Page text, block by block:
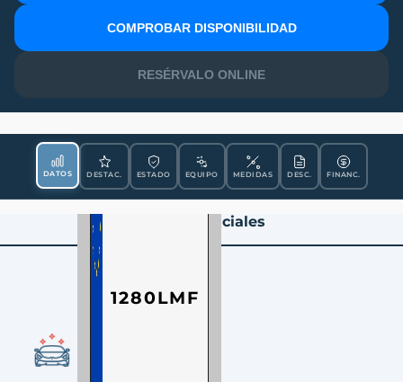
COMPROBAR DISPONIBILIDAD
RESÉRVALO ONLINE
DATOS DESTAC. ESTADO EQUIPO MEDIDAS DESC. FINANC.
Datos Esenciales
1280LMF